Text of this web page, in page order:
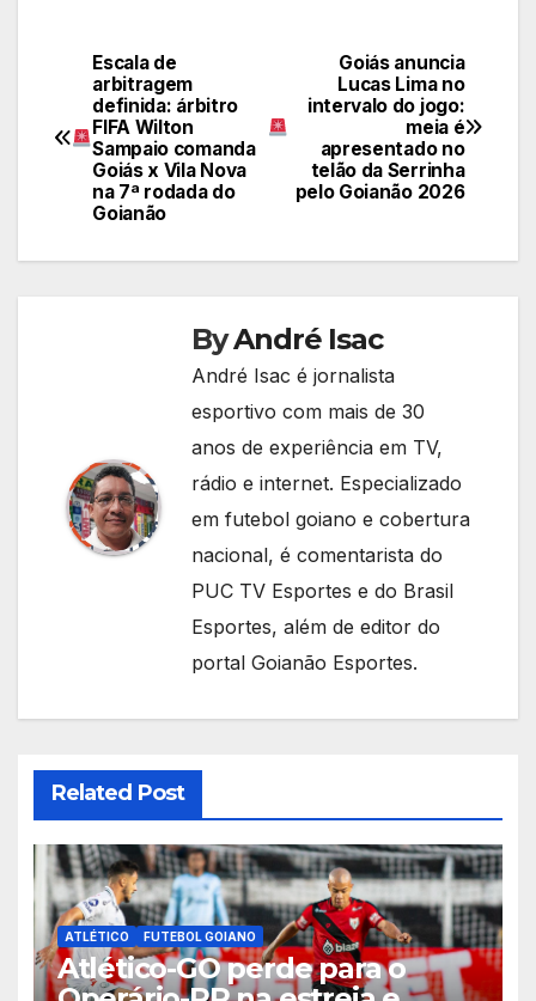
Navegação
de
Post
Goiás anuncia
Lucas Lima no
intervalo do jogo:
meia é
apresentado no
telão da Serrinha
pelo Goianão 2026
Escala de
arbitragem
definida: árbitro
FIFA Wilton
Sampaio comanda
Goiás x Vila Nova
na 7ª rodada do
Goianão
ByAndré Isac
André Isac é jornalista
esportivo com mais de 30
anos de experiência em TV,
rádio e internet. Especializado
em futebol goiano e cobertura
nacional, é comentarista do
PUC TV Esportes e do Brasil
Esportes, além de editor do
portal Goianão Esportes.
Related Post
ATLÉTICO FUTEBOL GOIANO
Atlético-GO perde para o